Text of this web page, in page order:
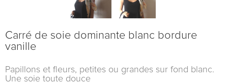
Carré de soie dominante blanc bordure
vanille
Papillons et fleurs, petites ou grandes sur fond blanc.
Une soie toute douce